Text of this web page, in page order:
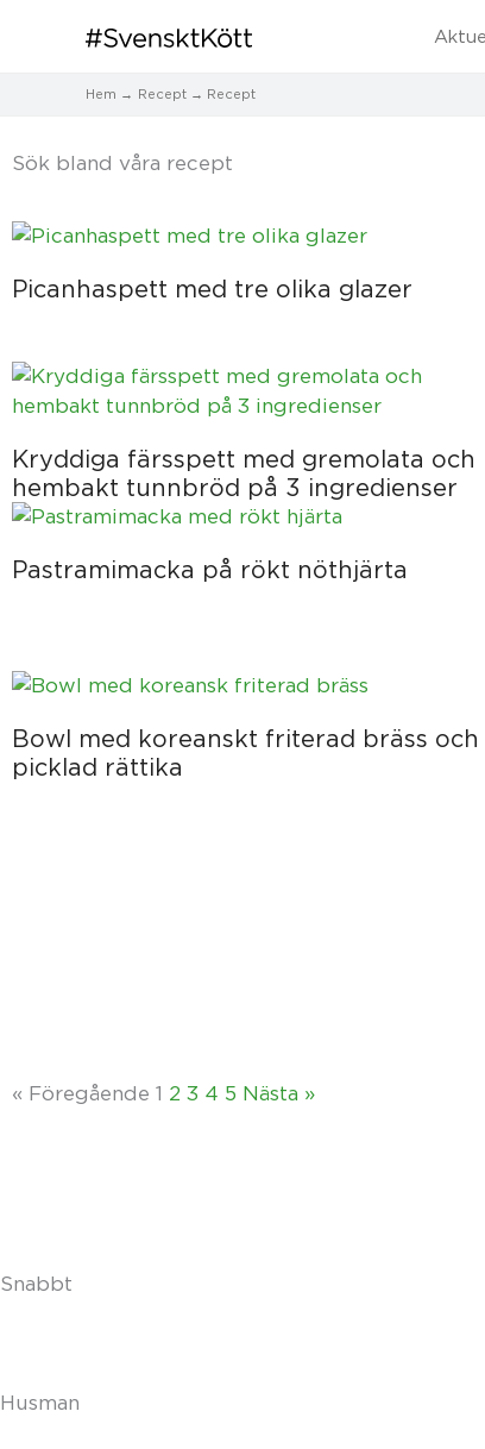
Hem Recept Recept
Sök bland våra recept​
Picanhaspett med tre olika glazer
Kryddiga färsspett med gremolata och
hembakt tunnbröd på 3 ingredienser
Pastramimacka på rökt nöthjärta
Bowl med koreanskt friterad bräss och
picklad rättika
« Föregående
Sida
1
Sida
2
Sida
3
Sida
4
Sida
5 Nästa »
Snabbt
Husman